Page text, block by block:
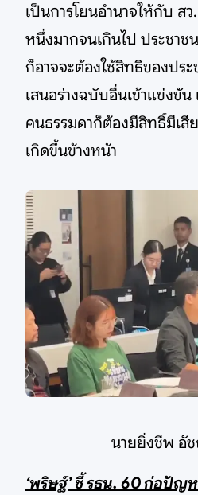
เป็นการโยนอำนาจให้กับ ส
หนึ่งมากจนเกินไป ประชาช
ก็อาจจะต้องใช้สิทธิของประ
เสนอร่างฉบับอื่นเข้าแข่งขั
คนธรรมดาก็ต้องมีสิทธิ์มีเสี
เกิดขึ้นข้างหน้า
นายยิ่งชีพ อั
‘พริษฐ์’ ชี้ รธน. 60 ก่อปัญ